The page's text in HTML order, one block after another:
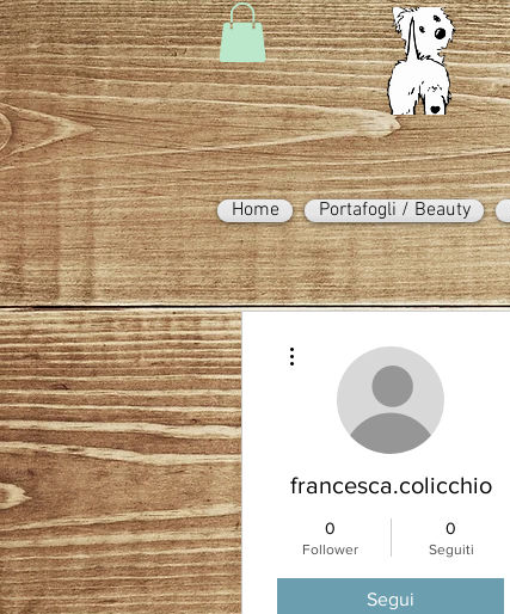
Home Portafogli / Beauty
francesca.colicchio
0
Follower
0
Seguiti
Segui